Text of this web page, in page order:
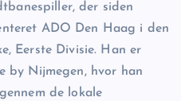
der siden
ADO Den Haag i den
Eerste Divisie. Han er
by Nijmegen, hvor han
de lokale